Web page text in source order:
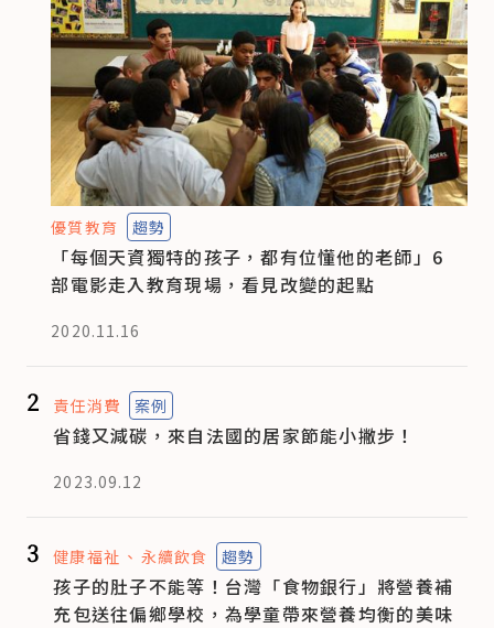
優質教育 趨勢
「每個天資獨特的孩子，都有位懂他的老師」6
部電影走入教育現場，看見改變的起點
2020.11.16
2 責任消費 案例
省錢又減碳，來自法國的居家節能小撇步！
2023.09.12
3 健康福祉 永續飲食 趨勢
孩子的肚子不能等！台灣「食物銀行」將營養補
充包送往偏鄉學校，為學童帶來營養均衡的美味